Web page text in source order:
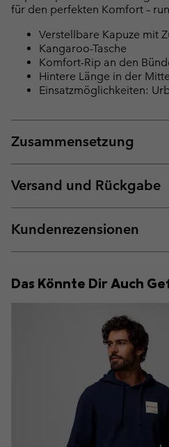
für den perfekten Komfort –
Verstellbare Kapuze mit
Kangaroo-Tasche
Komfort-Rip an den
Hintere Länge in der
Einsatzmöglichkeiten:
Zusammensetzung
Versand und Rückgabe
Kundenrezensionen
Das Könnte Dir Auch